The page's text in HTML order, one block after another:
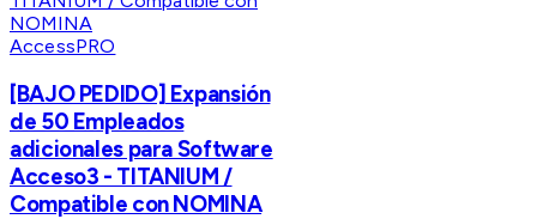
AccessPRO
[BAJO PEDIDO] Expansión
de 50 Empleados
adicionales para Software
Acceso3 - TITANIUM /
Compatible con NOMINA